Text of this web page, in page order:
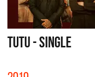
TUTU - SINGLE